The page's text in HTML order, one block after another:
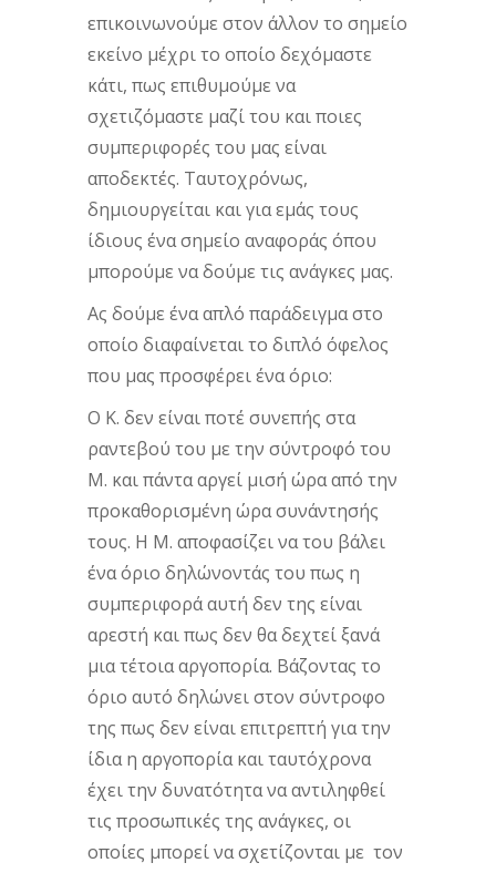
επικοινωνούμε στον άλλον το σημείο
εκείνο μέχρι το οποίο δεχόμαστε
κάτι, πως επιθυμούμε να
σχετιζόμαστε μαζί του και ποιες
συμπεριφορές του μας είναι
αποδεκτές. Ταυτοχρόνως,
δημιουργείται και για εμάς τους
ίδιους ένα σημείο αναφοράς όπου
μπορούμε να δούμε τις ανάγκες μας.
Ας δούμε ένα απλό παράδειγμα στο
οποίο διαφαίνεται το διπλό όφελος
που μας προσφέρει ένα όριο:
Ο Κ. δεν είναι ποτέ συνεπής στα
ραντεβού του με την σύντροφό του
Μ. και πάντα αργεί μισή ώρα από την
προκαθορισμένη ώρα συνάντησής
τους. Η Μ. αποφασίζει να του βάλει
ένα όριο δηλώνοντάς του πως η
συμπεριφορά αυτή δεν της είναι
αρεστή και πως δεν θα δεχτεί ξανά
μια τέτοια αργοπορία. Βάζοντας το
όριο αυτό δηλώνει στον σύντροφο
της πως δεν είναι επιτρεπτή για την
ίδια η αργοπορία και ταυτόχρονα
έχει την δυνατότητα να αντιληφθεί
τις προσωπικές της ανάγκες, οι
οποίες μπορεί να σχετίζονται με τον